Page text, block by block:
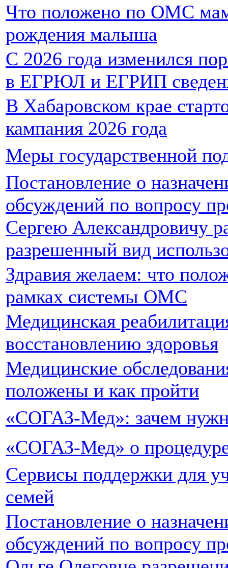
Что положено по ОМС
рождения малыша
С 2026 года изменился
в ЕГРЮЛ и ЕГРИП
В Хабаровском крае
кампания 2026 года
Меры государственной
Постановление о
обсуждений по вопросу
Сергею Александровичу
разрешенный вид
Здравия желаем: что
рамках системы ОМС
Медицинская
восстановлению здоровья
Медицинские
положены и как пройти
«СОГАЗ-Мед»: зачем
«СОГАЗ-Мед» о
Сервисы поддержки для
семей
Постановление о
обсуждений по вопросу